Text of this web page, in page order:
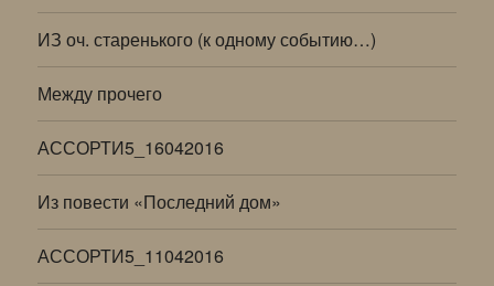
ИЗ оч. старенького (к одному событию…)
Между прочего
АССОРТИ5_16042016
Из повести «Последний дом»
АССОРТИ5_11042016